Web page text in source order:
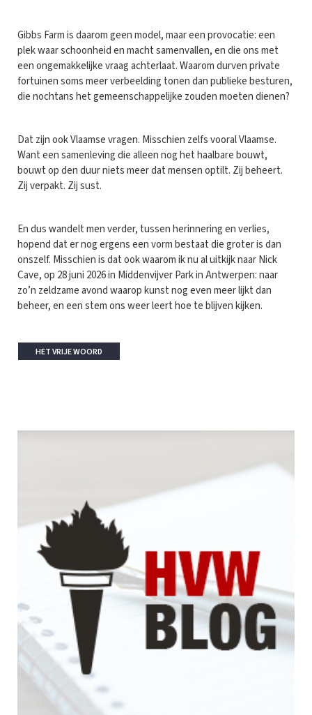
Gibbs Farm is daarom geen model, maar een provocatie: een
plek waar schoonheid en macht samenvallen, en die ons met
een ongemakkelijke vraag achterlaat. Waarom durven private
fortuinen soms meer verbeelding tonen dan publieke besturen,
die nochtans het gemeenschappelijke zouden moeten dienen?
Dat zijn ook Vlaamse vragen. Misschien zelfs vooral Vlaamse.
Want een samenleving die alleen nog het haalbare bouwt,
bouwt op den duur niets meer dat mensen optilt. Zij beheert.
Zij verpakt. Zij sust.
En dus wandelt men verder, tussen herinnering en verlies,
hopend dat er nog ergens een vorm bestaat die groter is dan
onszelf. Misschien is dat ook waarom ik nu al uitkijk naar Nick
Cave, op 28 juni 2026 in Middenvijver Park in Antwerpen: naar
zo’n zeldzame avond waarop kunst nog even meer lijkt dan
beheer, en een stem ons weer leert hoe te blijven kijken.
HET VRIJE WOORD